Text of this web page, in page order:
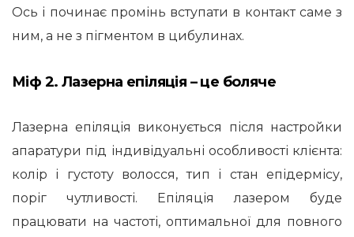
Ось і починає промінь вступати в контакт саме з
ним, а не з пігментом в цибулинах.
Міф 2. Лазерна епіляція – це боляче
Лазерна епіляція виконується після настройки
апаратури під індивідуальні особливості клієнта:
колір і густоту волосся, тип і стан епідермісу,
поріг чутливості. Епіляція лазером буде
працювати на частоті, оптимальної для повного